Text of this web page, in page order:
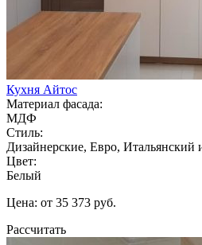
Кухня Айтос
Материал фасада:
МДФ
Стиль:
Дизайнерские, Евро, Итальянский
Цвет:
Белый
Цена: от 35 373 руб.
Рассчитать